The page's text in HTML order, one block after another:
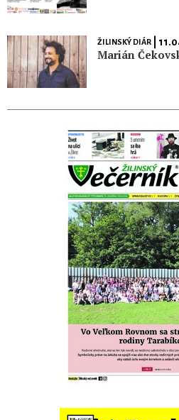
ŽILINSKÝ DIÁR|
Marián